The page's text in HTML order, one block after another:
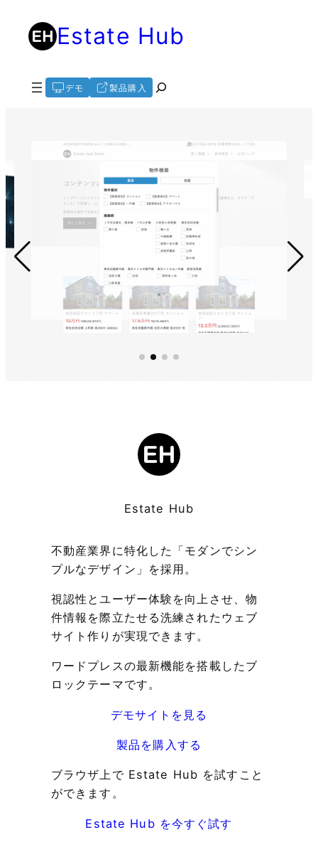
Estate Hub
デモ 製品購入
検
Estate Hub
不動産業界に特化した「モダンでシン
プルなデザイン」を採用。
視認性とユーザー体験を向上させ、物
件情報を際立たせる洗練されたウェブ
サイト作りが実現できます。
ワードプレスの最新機能を搭載したブ
ロックテーマです。
デモサイトを見る
製品を購入する
ブラウザ上で Estate Hub を試すこと
ができます。
Estate Hub を今すぐ試す